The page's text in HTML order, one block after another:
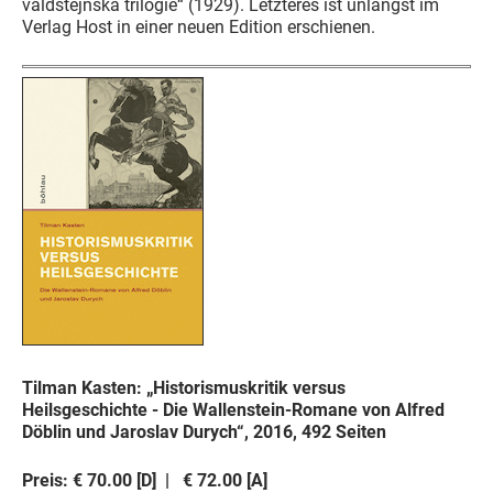
valdštejnská trilogie“ (1929). Letzteres ist unlängst im
Verlag Host in einer neuen Edition erschienen.
Tilman Kasten: „Historismuskritik versus
Heilsgeschichte - Die Wallenstein-Romane von Alfred
Döblin und Jaroslav Durych“, 2016, 492 Seiten
Preis: € 70.00 [D] | € 72.00 [A]